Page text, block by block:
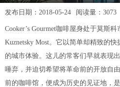
发布日期： 2018-05-24 阅读量： 3073
Cooker’s Gourmet咖啡屋身处于莫斯
Kuznetsky Most。它以简单却精致的
的城市体验。这儿的常客们早就表现
唾弃，并迫切希望将革命前的开放自
前的咖啡馆，便成为历史的见证地，